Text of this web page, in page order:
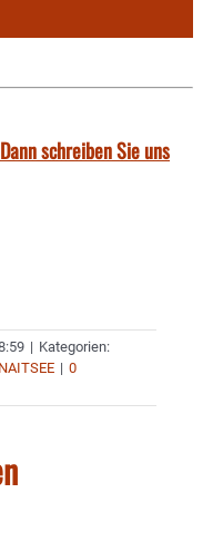
schreiben Sie uns
| Kategorien:
| 0